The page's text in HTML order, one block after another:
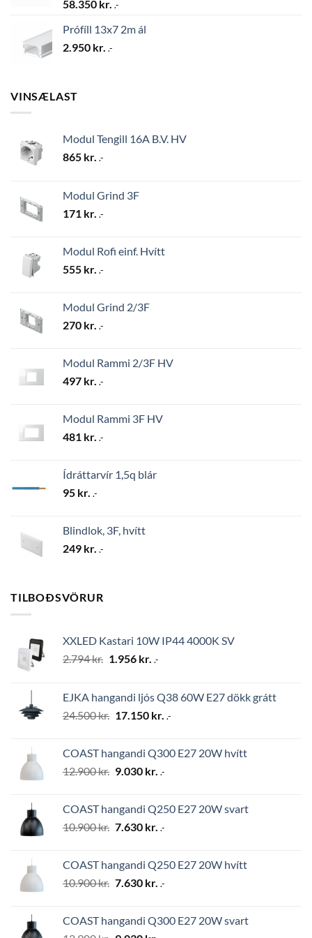
58.350 kr. .-
Prófíll 13x7 2m ál
2.950 kr. .-
VINSÆLAST
Modul Tengill 16A B.V. HV
865 kr. .-
Modul Grind 3F
171 kr. .-
Modul Rofi einf. Hvítt
555 kr. .-
Modul Grind 2/3F
270 kr. .-
Modul Rammi 2/3F HV
497 kr. .-
Modul Rammi 3F HV
481 kr. .-
Ídráttarvír 1,5q blár
95 kr. .-
Blindlok, 3F, hvítt
249 kr. .-
TILBOÐSVÖRUR
XXLED Kastari 10W IP44 4000K SV
2.794kr. Original
2.794 kr..
1.956 kr. Current
1.956 kr..
.-
EJKA hangandi ljós Q38 60W E27 dökk grátt
24.500kr. Original
24.500 kr..
17.150 kr. Current
17.150 kr..
.-
COAST hangandi Q300 E27 20W hvítt
12.900kr. Original
12.900 kr..
9.030 kr. Current
9.030 kr..
.-
COAST hangandi Q250 E27 20W svart
10.900kr. Original
10.900 kr..
7.630 kr. Current
7.630 kr..
.-
COAST hangandi Q250 E27 20W hvítt
10.900kr. Original
10.900 kr..
7.630 kr. Current
7.630 kr..
.-
COAST hangandi Q300 E27 20W svart